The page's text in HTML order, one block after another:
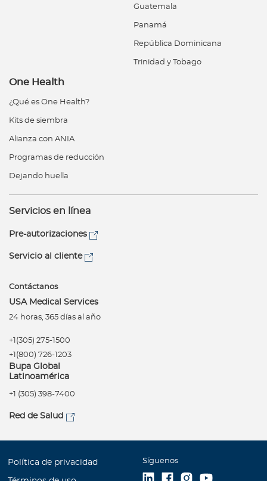
Guatemala
Panamá
República Dominicana
Trinidad y Tobago
One Health
¿Qué es One Health?
Kits de siembra
Alianza con ANIA
Programas de reducción
Dejando huella
Servicios en línea
Pre-autorizaciones
Servicio al cliente
Contáctanos
USA Medical Services
24 horas, 365 días al año
+1(305) 275-1500
+1(800) 726-1203
Bupa Global
Latinoamérica
+1 (305) 398-7400
Red de Salud
Política de privacidad Síguenos